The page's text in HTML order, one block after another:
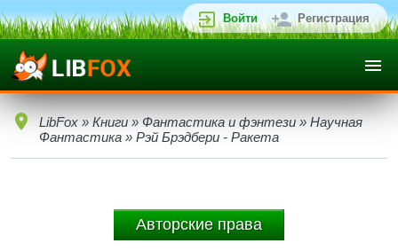
Войти Регистрация
LibFox » Книги » Фантастика и фэнтези » Научная
Фантастика » Рэй Брэдбери - Ракета
Авторские права